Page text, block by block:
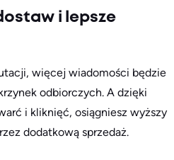
i lepsze
więcej wiadomości będzie
odbiorczych. A dzięki
i kliknięć, osiągniesz wyższy
dodatkową sprzedaż.